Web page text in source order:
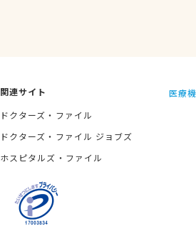
関連サイト
ドクターズ・ファイル
ドクターズ・ファイル ジョブズ
ホスピタルズ・ファイル
医療